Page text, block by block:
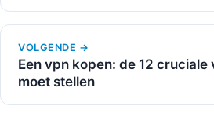
VOLGENDE →
Een vpn kopen: de 12
moet stellen